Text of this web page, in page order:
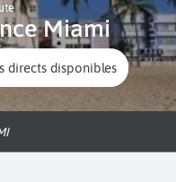
Miami
directs disponibles